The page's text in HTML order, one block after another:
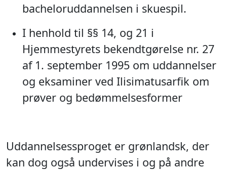
bacheloruddannelsen i skuespil.
I henhold til §§ 14, og 21 i
Hjemmestyrets bekendtgørelse nr. 27
af 1. september 1995 om uddannelser
og eksaminer ved Ilisimatusarfik om
prøver og bedømmelsesformer
Uddannelsessproget er grønlandsk, der
kan dog også undervises i og på andre